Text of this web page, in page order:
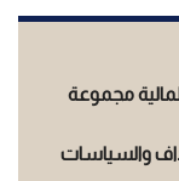
مجموعة
والسياسات